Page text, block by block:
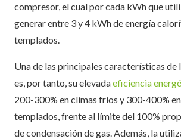
compresor, el cual por cada kWh que
generar entre 3 y 4 kWh de energía
templados.
Una de las principales características de
es, por tanto, su elevadaeficiencia
200-300% en climas fríos y 300-400%
templados, frente al límite del 100%
de condensación de gas. Además, la